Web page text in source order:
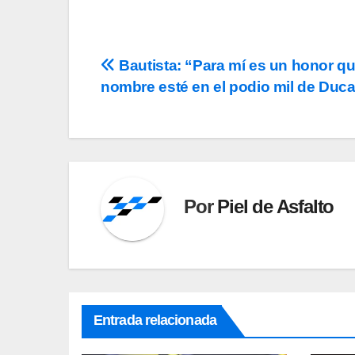
Navegación
entradas
Bautista: “Para mí es un honor
nombre esté en el podio mil de
PorPiel de Asfalto
Entrada relacionada